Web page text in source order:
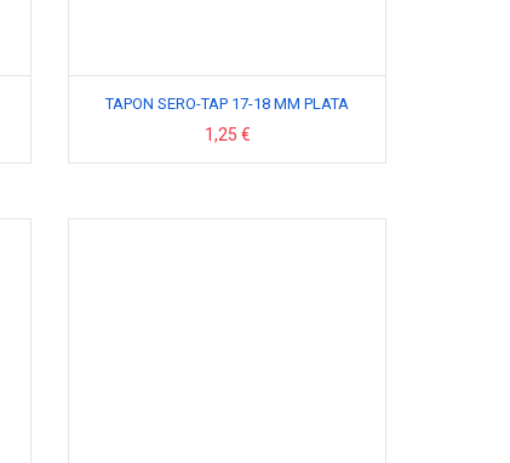
TAPON SERO-TAP 17-18 MM PLATA
1,25 €